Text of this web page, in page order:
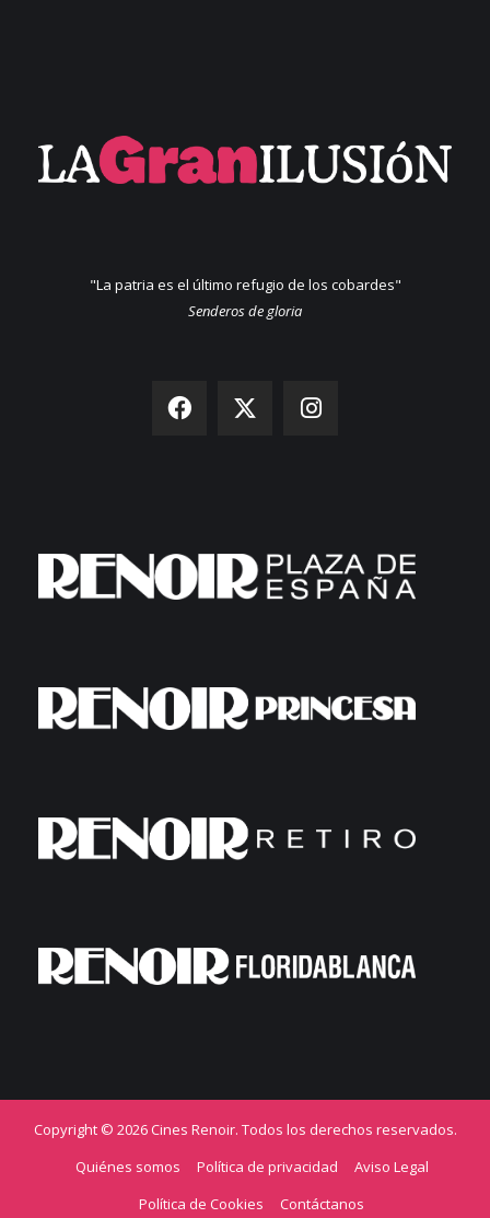
"La patria es el último refugio de los cobardes"
Senderos de gloria
Copyright © 2026 Cines Renoir. Todos los derechos reservados.
Quiénes somos
Política de privacidad
Aviso Legal
Política de Cookies
Contáctanos